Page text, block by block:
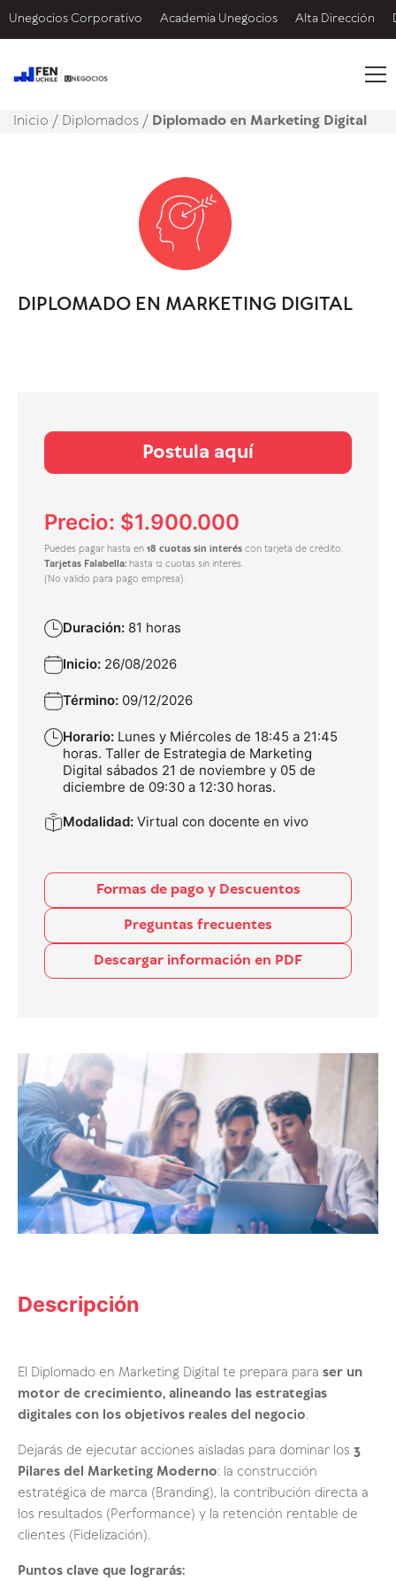
Unegocios Corporativo Academia Unegocios Alta Dirección
Inicio / Diplomados / Diplomado en Marketing Digital
DIPLOMADO EN MARKETING DIGITAL
Descripción
El Diplomado en Marketing Digital te prepara para ser un
motor de crecimiento, alineando las estrategias
digitales con los objetivos reales del negocio.
Dejarás de ejecutar acciones aisladas para dominar los 3
Pilares del Marketing Moderno: la construcción
estratégica de marca (Branding), la contribución directa a
los resultados (Performance) y la retención rentable de
clientes (Fidelización).
Puntos clave que lograrás:
Postula aquí
Precio: $1.900.000
Puedes pagar hasta en 18 cuotas sin interés con tarjeta de crédito.
Tarjetas Falabella: hasta 12 cuotas sin interés.
(No válido para pago empresa).
Duración: 81 horas
Inicio: 26/08/2026
Término: 09/12/2026
Horario: Lunes y Miércoles de 18:45 a 21:45
horas. Taller de Estrategia de Marketing
Digital sábados 21 de noviembre y 05 de
diciembre de 09:30 a 12:30 horas.
Modalidad: Virtual con docente en vivo
Formas de pago y Descuentos
Preguntas frecuentes
Descargar información en PDF